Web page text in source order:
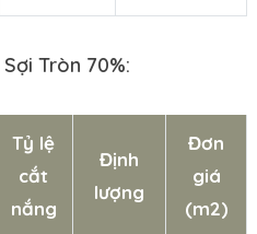
Tròn 70%:
Tỷ lệ
cắt
nắng
Định
lượng
Đơn
giá
(m2)